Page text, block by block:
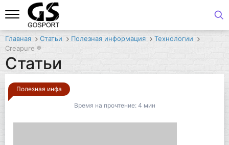
Главная Статьи Полезная информация
Технологии
Creapure ®
Статьи
Полезная инфа
Время на прочтение: 4 мин